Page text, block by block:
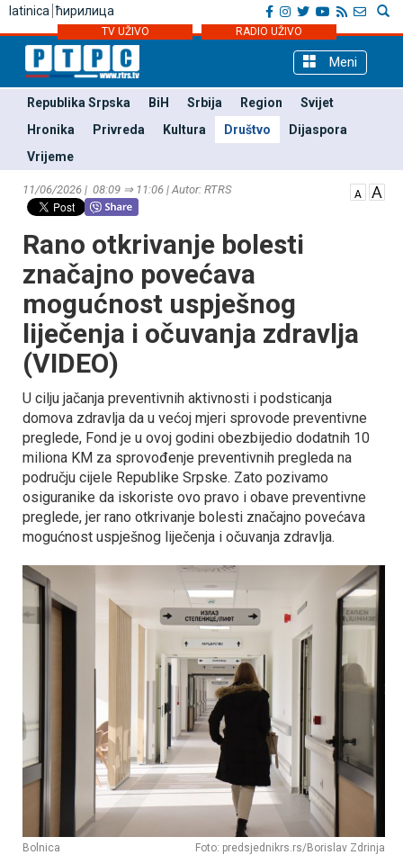
latinica ћирилица
TV UŽIVO RADIO UŽIVO
Meni
Republika Srpska BiH Srbija Region
Svijet
Hronika
Privreda Kultura Društvo
Dijaspora
Vrijeme
11/06/2026 | 08:09 ⇒ 11:06 | Autor: RTRS
Rano otkrivanje bolesti
značajno povećava
mogućnost uspješnog
liječenja i očuvanja zdravlja
(VIDEO)
U cilju jačanja preventivnih aktivnosti i podsticanja
domova zdravlja da u većoj mjeri sprovode preventivne
preglede, Fond je u ovoj godini obezbijedio dodatnih 10
miliona KM za sprovođenje preventivnih pregleda na
području cijele Republike Srpske. Zato pozivamo
osiguranike da iskoriste ovo pravo i obave preventivne
preglede, jer rano otkrivanje bolesti značajno povećava
mogućnost uspješnog liječenja i očuvanja zdravlja.
Bolnica Foto: predsjednikrs.rs/Borislav Zdrinja